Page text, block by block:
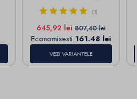
(1)
Pret
645,92 lei Pret de baza
807,40 lei
Economisesti 161.48 lei
VEZI VARIANTELE